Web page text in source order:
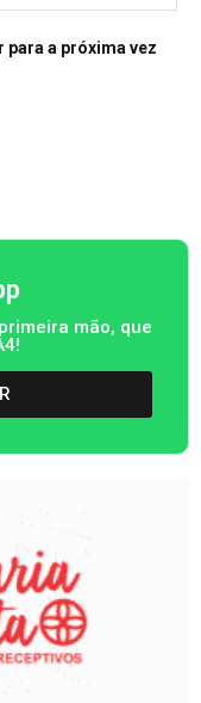
para a próxima vez
mão, que